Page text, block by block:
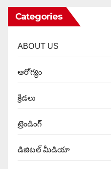
Categories
ABOUT US
ఆరోగ్యం
క్రీడలు
ట్రెండింగ్
డిజిటల్ మీడియా